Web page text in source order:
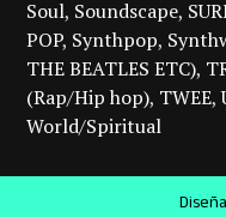
Soul Soundscape
POP Synthpop
THE BEATLES ETC)
(Rap/Hip hop) TWEE
World/Spiritual